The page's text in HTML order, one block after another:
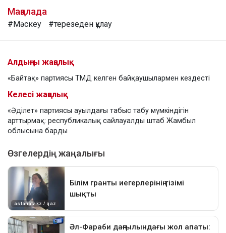
Мақалада
#Мәскеу #терезеден құлау
Алдыңғы жаңалық
«Байтақ» партиясы ТМД келген байқаушылармен кездесті
Келесі жаңалық
«Әділет» партиясы ауылдағы табыс табу мүмкіндігін
арттырмақ: республикалық сайлауалды штаб Жамбыл
облысына барды